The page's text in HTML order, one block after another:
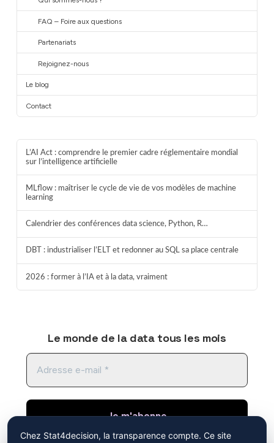
FAQ – Foire aux questions
Partenariats
Rejoignez-nous
Le blog
Contact
L’AI Act : comprendre le premier cadre réglementaire mondial
sur l’intelligence artificielle
MLflow : maîtriser le cycle de vie de vos modèles de machine
learning
Calendrier des conférences data science, Python, R…
DBT : industrialiser l’ELT et redonner au SQL sa place centrale
2026 : former à l’IA et à la data, vraiment
Le monde de la data tous les mois
Chez Stat4decision, la transparence compte. Ce site